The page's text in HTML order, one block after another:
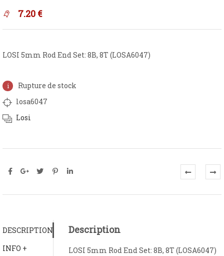
7.20 €
LOSI 5mm Rod End Set: 8B, 8T (LOSA6047)
Rupture de stock
losa6047
Losi
DESCRIPTION
INFO +
Description
LOSI 5mm Rod End Set: 8B, 8T (LOSA6047)